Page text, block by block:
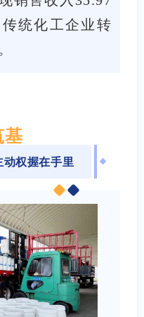
统化工企业转
基
权握在手里